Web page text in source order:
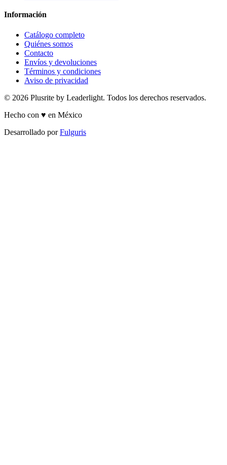
Información
Catálogo completo
Quiénes somos
Contacto
Envíos y devoluciones
Términos y condiciones
Aviso de privacidad
© 2026 Plusrite by Leaderlight. Todos los derechos reservados.
Hecho con ♥ en México
Desarrollado porFulguris